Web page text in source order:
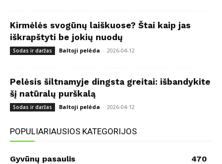
Kirmėlės svogūnų laiškuose? Štai kaip jas
iškrapštyti be jokių nuodų
Sodas ir daržas Baltoji pelėda - 2026-04-12
Pelėsis šiltnamyje dingsta greitai: išbandykite
šį natūralų purškalą
Sodas ir daržas Baltoji pelėda - 2026-04-12
POPULIARIAUSIOS KATEGORIJOS
Gyvūnų pasaulis
470